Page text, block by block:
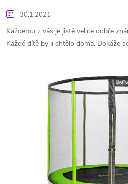
30.1.2021
Každému z vás je jistě velice dobře
Každé dítě by ji chtělo doma. Dokáže